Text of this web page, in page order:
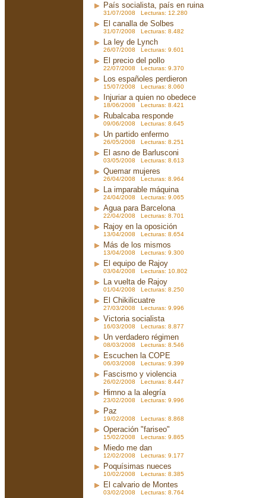
País socialista, país en ruina
31/07/2008 Lecturas: 12.280
El canalla de Solbes
31/07/2008 Lecturas: 8.482
La ley de Lynch
26/07/2008 Lecturas: 9.601
El precio del pollo
22/07/2008 Lecturas: 9.370
Los españoles perdieron
15/07/2008 Lecturas: 8.060
Injuriar a quien no obedece
18/06/2008 Lecturas: 8.421
Rubalcaba responde
09/06/2008 Lecturas: 8.645
Un partido enfermo
26/05/2008 Lecturas: 8.251
El asno de Barlusconi
03/05/2008 Lecturas: 8.613
Quemar mujeres
26/04/2008 Lecturas: 8.964
La imparable máquina
24/04/2008 Lecturas: 9.065
Agua para Barcelona
22/04/2008 Lecturas: 8.701
Rajoy en la oposición
13/04/2008 Lecturas: 8.654
Más de los mismos
13/04/2008 Lecturas: 9.300
El equipo de Rajoy
03/04/2008 Lecturas: 10.802
La vuelta de Rajoy
01/04/2008 Lecturas: 8.250
El Chikilicuatre
27/03/2008 Lecturas: 9.996
Victoria socialista
16/03/2008 Lecturas: 8.877
Un verdadero régimen
08/03/2008 Lecturas: 8.546
Escuchen la COPE
06/03/2008 Lecturas: 9.399
Fascismo y violencia
26/02/2008 Lecturas: 8.447
Himno a la alegría
23/02/2008 Lecturas: 9.996
Paz
19/02/2008 Lecturas: 8.868
Operación "fariseo"
15/02/2008 Lecturas: 9.865
Miedo me dan
12/02/2008 Lecturas: 9.177
Poquísimas nueces
10/02/2008 Lecturas: 8.385
El calvario de Montes
03/02/2008 Lecturas: 8.764